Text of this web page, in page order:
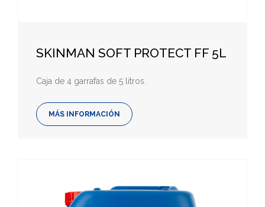
SKINMAN SOFT PROTECT FF 5L
Caja de 4 garrafas de 5 litros.
MÁS INFORMACIÓN